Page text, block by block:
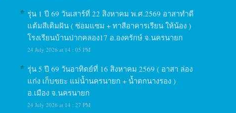
รุ่น 1 ปี 69 วันเสาร์ที่ 22 สิงหาคม พ.ศ.2569 อาสาทำดี
แต้มสีเติมฝัน ( ซ่อมแซม + ทาสีอาคารเรียน ให้น้อง )
โรงเรียนบ้านปากคลอง17 อ.องครักษ์ จ.นครนายก
24 July 2026 at 14 : 05 PM
รุ่น 5 ปี 69 วันอาทิตย์ที่ 16 สิงหาคม 2569 ( อาสา ล่อง
แก่ง เก็บขยะ แม่น้ำนครนายก + น้ำตกนางรอง )
อ.เมือง จ.นครนายก
24 July 2026 at 14 : 27 PM